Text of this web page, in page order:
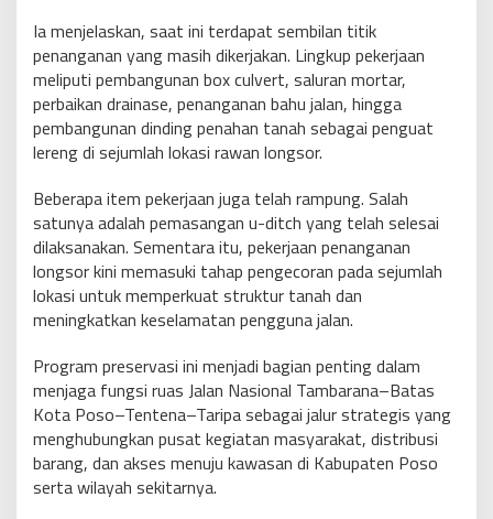
Ia menjelaskan, saat ini terdapat sembilan titik
penanganan yang masih dikerjakan. Lingkup pekerjaan
meliputi pembangunan box culvert, saluran mortar,
perbaikan drainase, penanganan bahu jalan, hingga
pembangunan dinding penahan tanah sebagai penguat
lereng di sejumlah lokasi rawan longsor.
Beberapa item pekerjaan juga telah rampung. Salah
satunya adalah pemasangan u-ditch yang telah selesai
dilaksanakan. Sementara itu, pekerjaan penanganan
longsor kini memasuki tahap pengecoran pada sejumlah
lokasi untuk memperkuat struktur tanah dan
meningkatkan keselamatan pengguna jalan.
Program preservasi ini menjadi bagian penting dalam
menjaga fungsi ruas Jalan Nasional Tambarana–Batas
Kota Poso–Tentena–Taripa sebagai jalur strategis yang
menghubungkan pusat kegiatan masyarakat, distribusi
barang, dan akses menuju kawasan di Kabupaten Poso
serta wilayah sekitarnya.